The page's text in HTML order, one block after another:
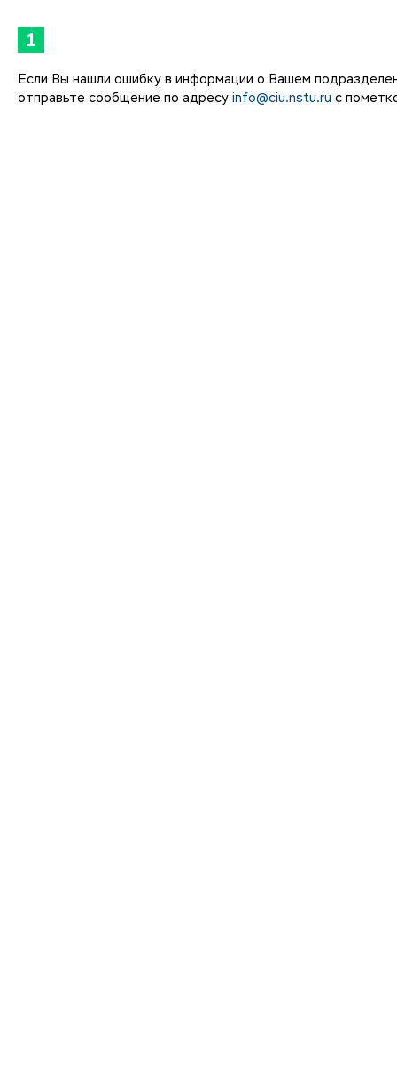
1
Если Вы нашли ошибку в информации о Вашем
отправьте сообщение по адресу info@ciu.nstu.ru с